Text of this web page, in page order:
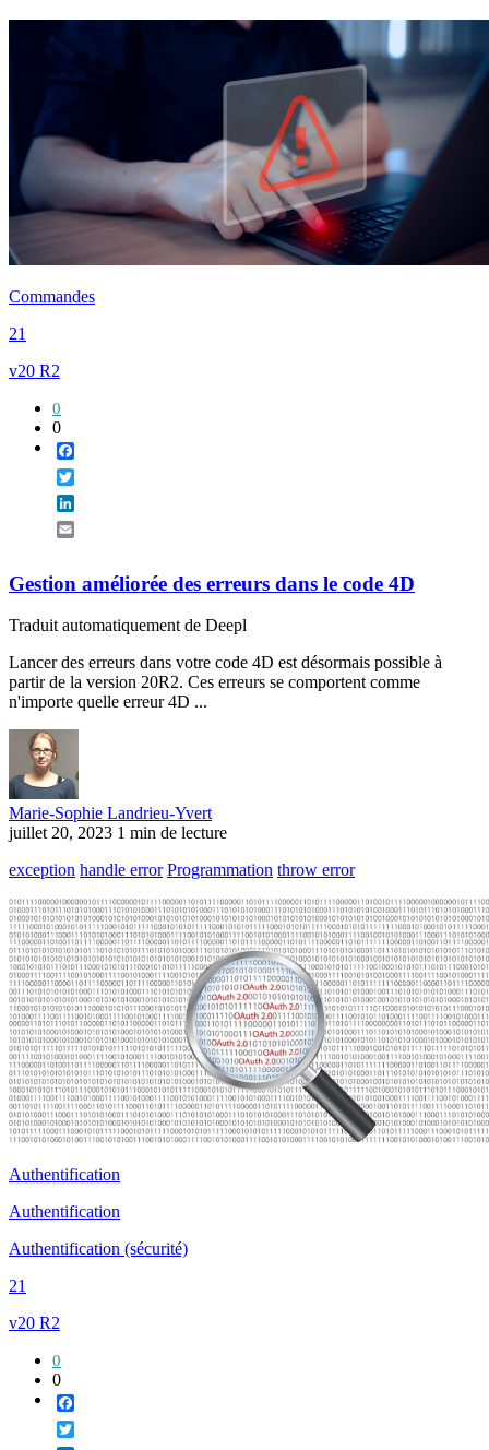
Commandes
21
v20 R2
0
0
Gestion améliorée des erreurs dans le code 4D
Traduit automatiquement de Deepl
Lancer des erreurs dans votre code 4D est désormais possible à
partir de la version 20R2. Ces erreurs se comportent comme
n'importe quelle erreur 4D ...
Marie-Sophie Landrieu-Yvert
juillet 20, 2023 1 min de lecture
exception handle error Programmation throw error
Authentification
Authentification
Authentification (sécurité)
21
v20 R2
0
0